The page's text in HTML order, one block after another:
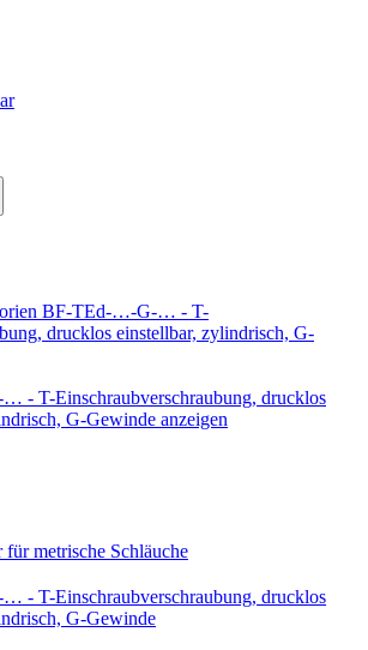
BF-TEd-…-G-… - T-
drucklos einstellbar, zylindrisch, G-
- T-Einschraubverschraubung, drucklos
G-Gewinde anzeigen
für metrische Schläuche
- T-Einschraubverschraubung, drucklos
G-Gewinde